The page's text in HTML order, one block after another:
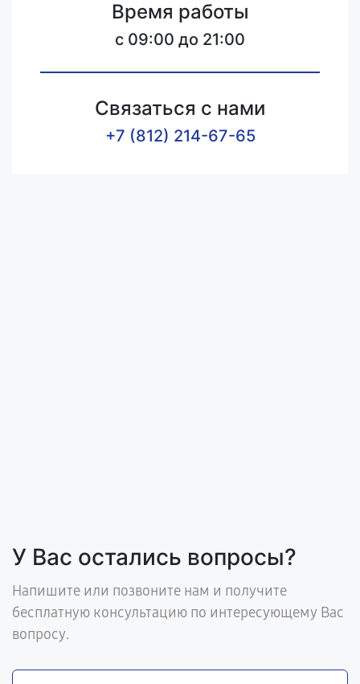
Время работы
c 09:00 до 21:00
Связаться с нами
+7 (812) 214-67-65
У Вас остались вопросы?
Напишите или позвоните нам и получите
бесплатную консультацию по интересующему Вас
вопросу.